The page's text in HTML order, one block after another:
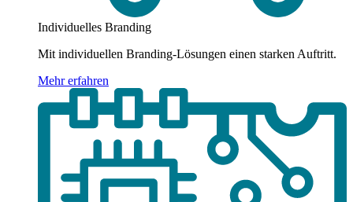
Individuelles Branding
Mit individuellen Branding-Lösungen einen starken Auftritt.
Mehr erfahren